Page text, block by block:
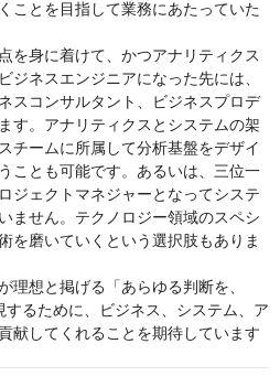
ことを目指して業務にあたっていた
を身に着けて、かつアナリティクス
ジネスエンジニアになった先には、
スコンサルタント、ビジネスプロデ
す。アナリティクスとシステムの架
チームに所属して分析基盤をデザイ
ことも可能です。あるいは、三位一
ジェクトマネジャーとなってシステ
ません。テクノロジー領域のスペシ
を磨いていくという選択肢もありま
理想と掲げる「あらゆる判断を、
るために、ビジネス、システム、ア
献してくれることを期待しています